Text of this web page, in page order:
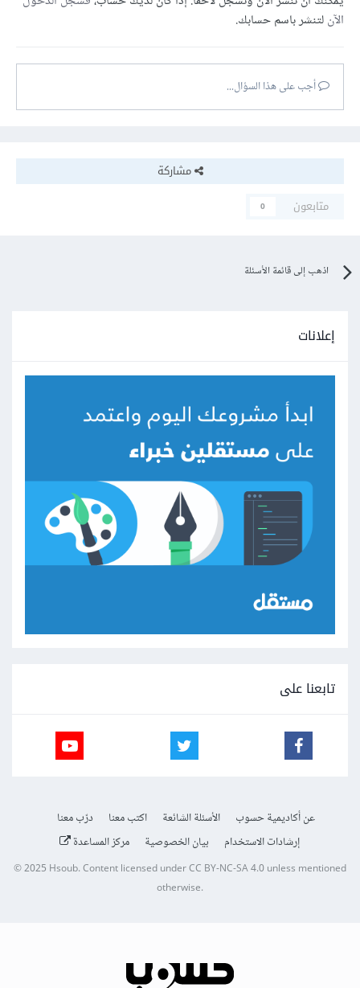
الآنلتنشر باسم حسابك.
أجب على هذا السؤال...
مشاركة
متابعون
0
اذهب إلى قائمة الأسئلة
إعلانات
تابعنا على
عن أكاديمية حسوب الأسئلة الشائعة اكتب معنا
درّب معنا
إرشادات الاستخدام
بيان الخصوصية مركز المساعدة
© 2025Hsoub.Content licensed underCC BY-NC-SA 4.0unless mentioned
otherwise.